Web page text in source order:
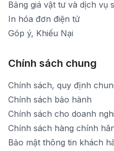
Bảng giá vật tư và dịch vụ
In hóa đơn điện tử
Góp ý, Khiếu Nại
Chính sách chung
Chính sách, quy định
Chính sách bảo hành
Chính sách cho doanh
Chính sách hàng chính
Bảo mật thông tin khách